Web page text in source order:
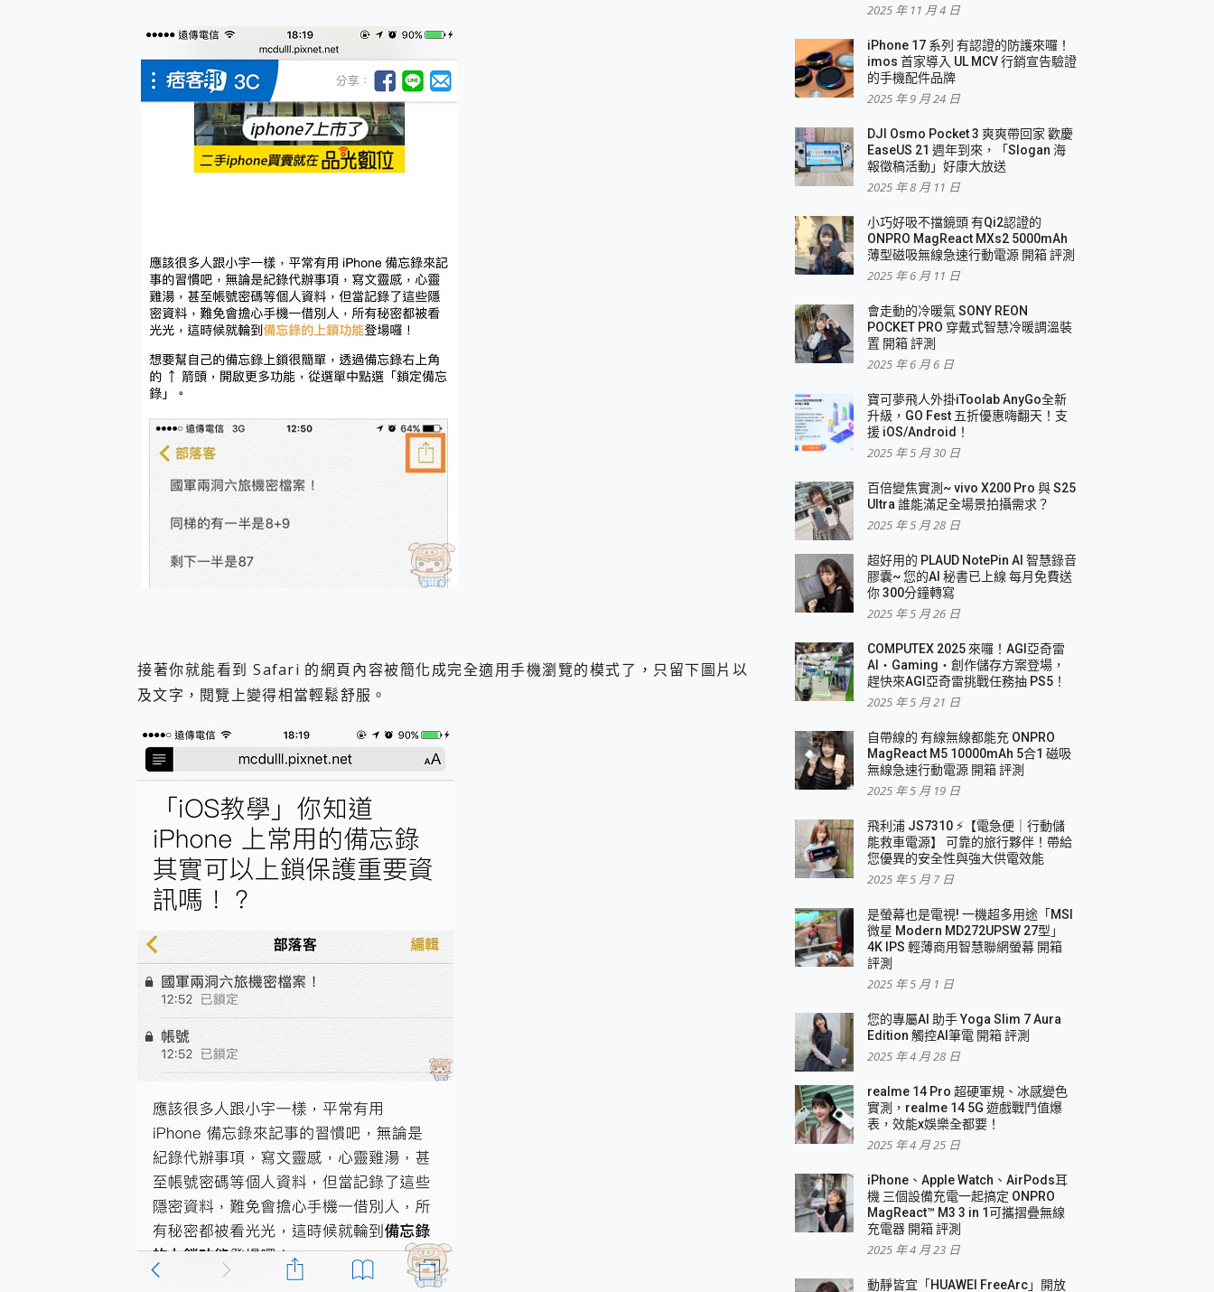
接著你就能看到 Safari 的網頁內容被簡化成完全適用手機瀏覽的模式了，只留下圖片以
及文字，閱覽上變得相當輕鬆舒服。
2025 年 11 月 4 日
iPhone 17 系列 有認證的防護來囉！
imos 首家導入 UL MCV 行銷宣告驗證
的手機配件品牌
2025 年 9 月 24 日
DJI Osmo Pocket 3 爽爽帶回家 歡慶
EaseUS 21 週年到來，「Slogan 海
報徵稿活動」好康大放送
2025 年 8 月 11 日
小巧好吸不擋鏡頭 有Qi2認證的
ONPRO MagReact MXs2 5000mAh
薄型磁吸無線急速行動電源 開箱 評測
2025 年 6 月 11 日
會走動的冷暖氣 SONY REON
POCKET PRO 穿戴式智慧冷暖調溫裝
置 開箱 評測
2025 年 6 月 6 日
寶可夢飛人外掛iToolab AnyGo全新
升級，GO Fest 五折優惠嗨翻天！支
援 iOS/Android！
2025 年 5 月 30 日
百倍變焦實測~ vivo X200 Pro 與 S25
Ultra 誰能滿足全場景拍攝需求？
2025 年 5 月 28 日
超好用的 PLAUD NotePin AI 智慧錄音
膠囊~ 您的AI 秘書已上線 每月免費送
你 300分鐘轉寫
2025 年 5 月 26 日
COMPUTEX 2025 來囉！AGI亞奇雷
AI・Gaming・創作儲存方案登場，
趕快來AGI亞奇雷挑戰任務抽 PS5！
2025 年 5 月 21 日
自帶線的 有線無線都能充 ONPRO
MagReact M5 10000mAh 5合1 磁吸
無線急速行動電源 開箱 評測
2025 年 5 月 19 日
飛利浦 JS7310 ⚡【電急便｜行動儲
能救車電源】 可靠的旅行夥伴！帶給
您優異的安全性與強大供電效能
2025 年 5 月 7 日
是螢幕也是電視! 一機超多用途「MSI
微星 Modern MD272UPSW 27型」
4K IPS 輕薄商用智慧聯網螢幕 開箱
評測
2025 年 5 月 1 日
您的專屬AI 助手 Yoga Slim 7 Aura
Edition 觸控AI筆電 開箱 評測
2025 年 4 月 28 日
realme 14 Pro 超硬軍規、冰感變色
實測，realme 14 5G 遊戲戰鬥值爆
表，效能x娛樂全都要！
2025 年 4 月 25 日
iPhone、Apple Watch、AirPods耳
機 三個設備充電一起搞定 ONPRO
MagReact™ M3 3 in 1可攜摺疊無線
充電器 開箱 評測
2025 年 4 月 23 日
動靜皆宜「HUAWEI FreeArc」開放